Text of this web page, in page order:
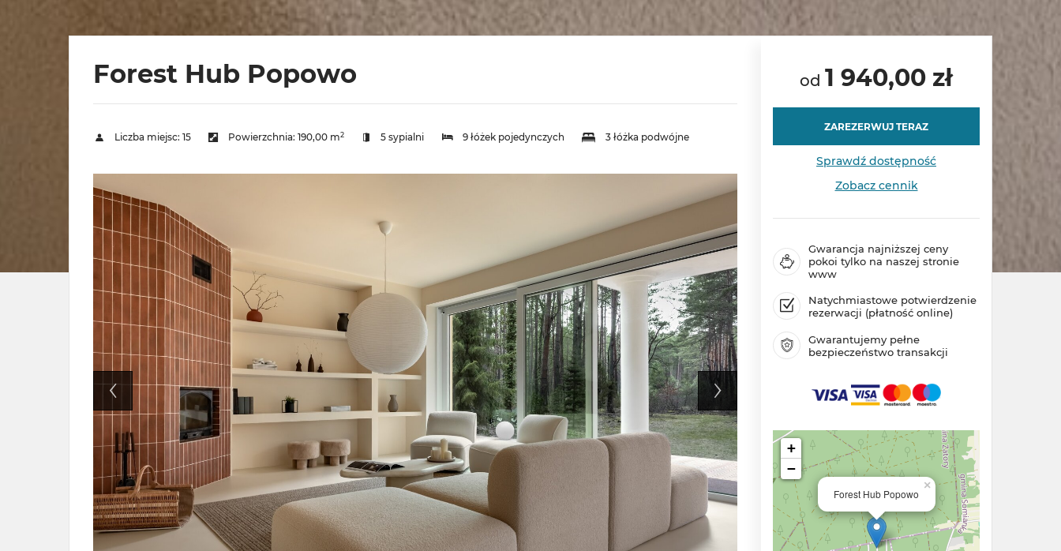
Forest Hub Popowo
Liczba miejsc: 15 Powierzchnia: 190,00 m2 5 sypialni 9 łóżek pojedynczych 3 łóżka podwójne
od 1 940,00 zł
ZAREZERWUJ TERAZ
Sprawdź dostępność
Zobacz cennik
Gwarancja najniższej ceny
pokoi tylko na naszej stronie
www
Natychmiastowe potwierdzenie
rezerwacji (płatność online)
Gwarantujemy pełne
bezpieczeństwo transakcji
Forest Hub Popowo
×
+
−